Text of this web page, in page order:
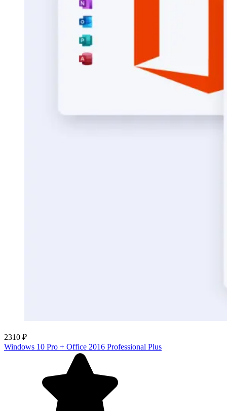
2310 ₽
Windows 10 Pro + Office 2016 Professional Plus